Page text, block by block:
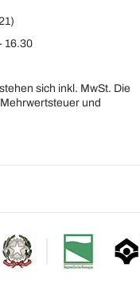
16.30
sich inkl. MwSt. Die
und